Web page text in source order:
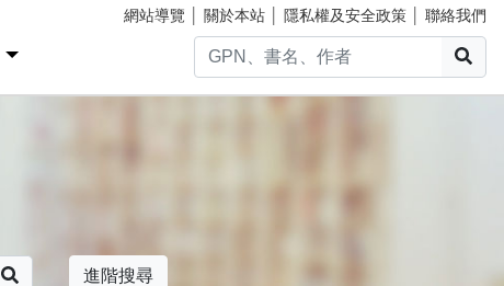
網站導覽 關於本站 隱私權及安全政策 聯絡我們
進階搜尋